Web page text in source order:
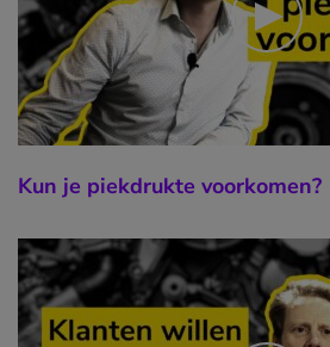
Kun je piekdrukte voorkomen?